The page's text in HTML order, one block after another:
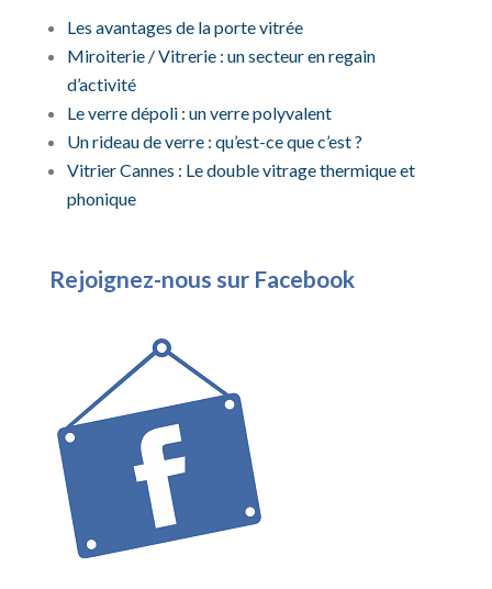
Les avantages de la porte vitrée
Miroiterie / Vitrerie : un secteur en regain
d’activité
Le verre dépoli : un verre polyvalent
Un rideau de verre : qu’est-ce que c’est ?
Vitrier Cannes : Le double vitrage thermique et
phonique
Rejoignez-nous sur Facebook